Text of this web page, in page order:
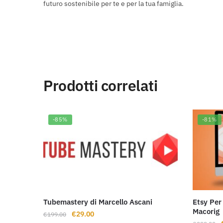
futuro sostenibile per te e per la tua famiglia.
Prodotti correlati
-85%
Tubemastery di Marcello Ascani
€199.00
Il
€29.00Il
-81%
Etsy
Macorig